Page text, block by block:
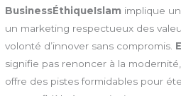
BusinessÉthiqueIslam implique
un marketing respectueux des
volonté d’innover sans compromis.
signifie pas renoncer à la
offre des pistes formidables pour